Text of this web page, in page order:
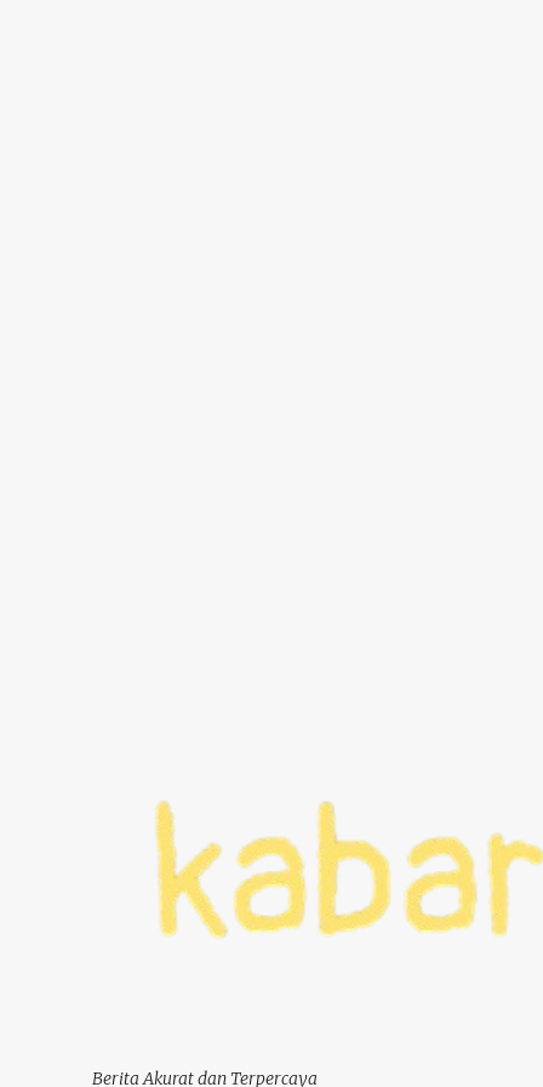
Berita Akurat dan Terpercaya